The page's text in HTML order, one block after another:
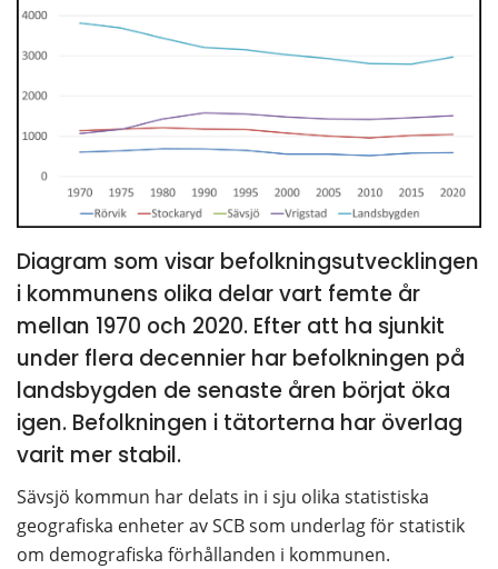
Diagram som visar befolkningsutvecklingen
i kommunens olika delar vart femte år
mellan 1970 och 2020. Efter att ha sjunkit
under flera decennier har befolkningen på
landsbygden de senaste åren börjat öka
igen. Befolkningen i tätorterna har överlag
varit mer stabil.
Sävsjö kommun har delats in i sju olika statistiska
geografiska enheter av SCB som underlag för statistik
om demografiska förhållanden i kommunen.